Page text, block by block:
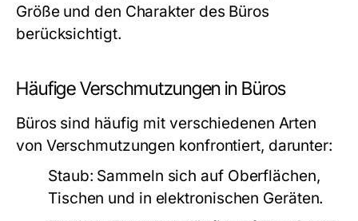
Größe und den Charakter des Büros
berücksichtigt.
Häufige Verschmutzungen in Büros
Büros sind häufig mit verschiedenen Arten
von Verschmutzungen konfrontiert, darunter:
Staub: Sammeln sich auf Oberflächen,
Tischen und in elektronischen Geräten.